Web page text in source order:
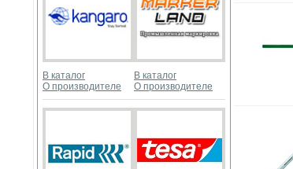
В каталог
О производителе
В каталог
О производителе